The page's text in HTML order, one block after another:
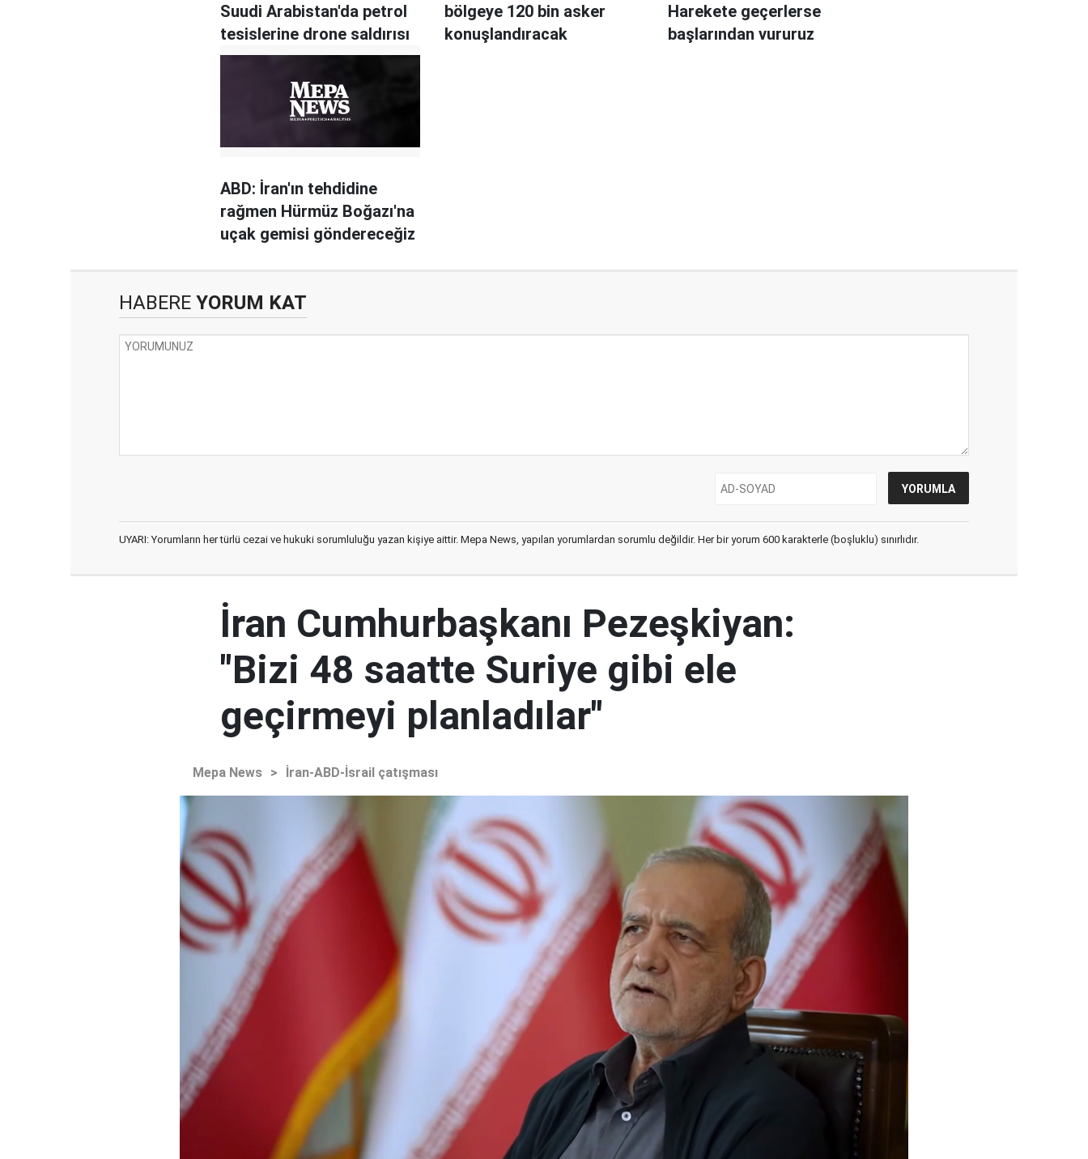
Suudi Arabistan'da petrol
tesislerine drone saldırısı
bölgeye 120 bin asker
konuşlandıracak
Harekete geçerlerse
başlarından vururuz
ABD: İran'ın tehdidine
rağmen Hürmüz Boğazı'na
uçak gemisi göndereceğiz
HABERE YORUM KAT
UYARI: Yorumların her türlü cezai ve hukuki sorumluluğu yazan kişiye aittir. Mepa News, yapılan yorumlardan sorumlu değildir. Her bir yorum 600 karakterle (boşluklu) sınırlıdır.
İran Cumhurbaşkanı Pezeşkiyan:
"Bizi 48 saatte Suriye gibi ele
geçirmeyi planladılar"
Mepa News > İran-ABD-İsrail çatışması